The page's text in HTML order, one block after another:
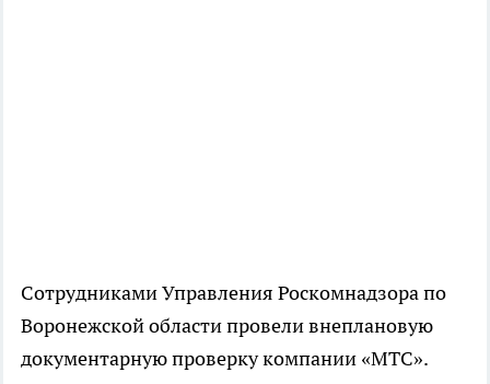
Сотрудниками Управления Роскомнадзора по
Воронежской области провели внеплановую
документарную проверку компании «МТС».